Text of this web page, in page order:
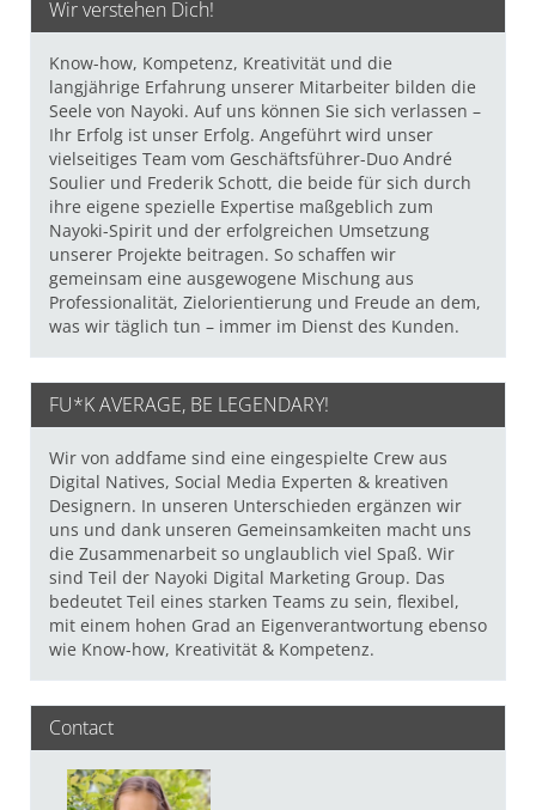
Wir verstehen Dich!
Know-how, Kompetenz, Kreativität und die
langjährige Erfahrung unserer Mitarbeiter bilden die
Seele von Nayoki. Auf uns können Sie sich verlassen –
Ihr Erfolg ist unser Erfolg. Angeführt wird unser
vielseitiges Team vom Geschäftsführer-Duo André
Soulier und Frederik Schott, die beide für sich durch
ihre eigene spezielle Expertise maßgeblich zum
Nayoki-Spirit und der erfolgreichen Umsetzung
unserer Projekte beitragen. So schaffen wir
gemeinsam eine ausgewogene Mischung aus
Professionalität, Zielorientierung und Freude an dem,
was wir täglich tun – immer im Dienst des Kunden.
FU*K AVERAGE, BE LEGENDARY!
Wir von addfame sind eine eingespielte Crew aus
Digital Natives, Social Media Experten & kreativen
Designern. In unseren Unterschieden ergänzen wir
uns und dank unseren Gemeinsamkeiten macht uns
die Zusammenarbeit so unglaublich viel Spaß. Wir
sind Teil der Nayoki Digital Marketing Group. Das
bedeutet Teil eines starken Teams zu sein, flexibel,
mit einem hohen Grad an Eigenverantwortung ebenso
wie Know-how, Kreativität & Kompetenz.
Contact